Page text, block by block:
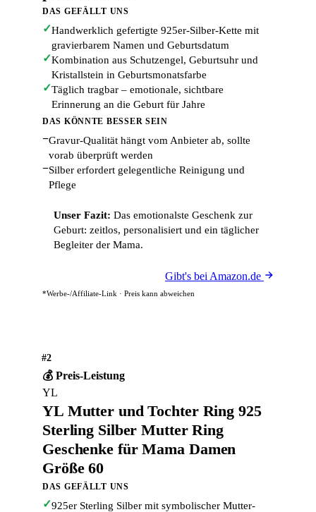
DAS GEFÄLLT UNS
✓Handwerklich gefertigte 925er-Silber-Kette mit
gravierbarem Namen und Geburtsdatum
✓Kombination aus Schutzengel, Geburtsuhr und
Kristallstein in Geburtsmonatsfarbe
✓Täglich tragbar – emotionale, sichtbare
Erinnerung an die Geburt für Jahre
DAS KÖNNTE BESSER SEIN
−Gravur-Qualität hängt vom Anbieter ab, sollte
vorab überprüft werden
−Silber erfordert gelegentliche Reinigung und
Pflege
Unser Fazit: Das emotionalste Geschenk zur
Geburt: zeitlos, personalisiert und ein täglicher
Begleiter der Mama.
Gibt's bei Amazon.de
*Werbe-/Affiliate-Link · Preis kann abweichen
#2
💰 Preis-Leistung
YL
YL Mutter und Tochter Ring 925
Sterling Silber Mutter Ring
Geschenke für Mama Damen
Größe 60
DAS GEFÄLLT UNS
✓925er Sterling Silber mit symbolischer Mutter-